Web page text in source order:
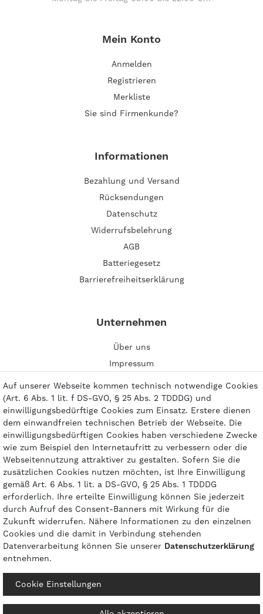
Mein Konto
Anmelden
Registrieren
Merkliste
Sie sind Firmenkunde?
Informationen
Bezahlung und Versand
Rücksendungen
Datenschutz
Widerrufsbelehrung
AGB
Batteriegesetz
Barrierefreiheitserklärung
Unternehmen
Über uns
Impressum
Kontakt
Zahlungsarten
© 2026 gasprofi / Alle Preise sind inkl. geseztl. Mehrwertsteuer und zzgl.
Auf unserer Webseite kommen technisch notwendige Cookies
(Art. 6 Abs. 1 lit. f DS-GVO, § 25 Abs. 2 TDDDG) und
einwilligungsbedürftige Cookies zum Einsatz. Erstere dienen
dem einwandfreien technischen Betrieb der Webseite. Die
einwilligungsbedürftigen Cookies haben verschiedene Zwecke
wie zum Beispiel den Internetaufritt zu verbessern oder die
Webseitennutzung attraktiver zu gestalten. Sofern Sie die
zusätzlichen Cookies nutzen möchten, ist Ihre Einwilligung
gemäß Art. 6 Abs. 1 lit. a DS-GVO, § 25 Abs. 1 TDDDG
erforderlich. Ihre erteilte Einwilligung können Sie jederzeit
durch Aufruf des Consent-Banners mit Wirkung für die
Zukunft widerrufen. Nähere Informationen zu den einzelnen
Cookies und die damit in Verbindung stehenden
Datenverarbeitung können Sie unserer Daten­schutz­erklärung
entnehmen.
Cookie Einstellungen